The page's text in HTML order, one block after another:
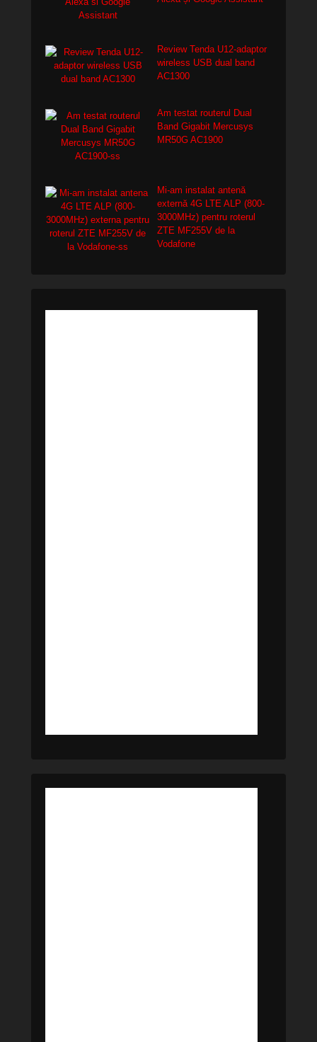
Review Tenda U12-adaptor
wireless USB dual band
AC1300
Am testat routerul Dual
Band Gigabit Mercusys
MR50G AC1900
Mi-am instalat antenă
externă 4G LTE ALP (800-
3000MHz) pentru roterul
ZTE MF255V de la
Vodafone